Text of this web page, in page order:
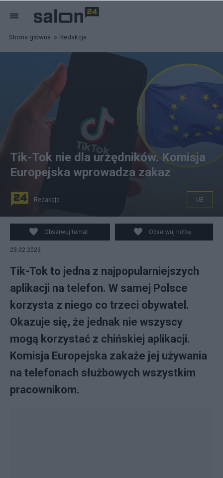
Strona główna Redakcja
Komisja Europejska od połowy marca zakaże używania
TikToka.
Tik-Tok nie dla urzędników. Komisja
Europejska wprowadza zakaz
Redakcja UE
Obserwuj temat Obserwuj notkę
23.02.2023
Tik-Tok to jedna z najpopularniejszych
aplikacji na telefon. W samej Polsce
korzysta z niego co trzeci obywatel.
Okazuje się, że jednak nie wszyscy
mogą korzystać z chińskiej aplikacji.
Komisja Europejska zakaże jej używania
na telefonach służbowych wszystkim
pracownikom.